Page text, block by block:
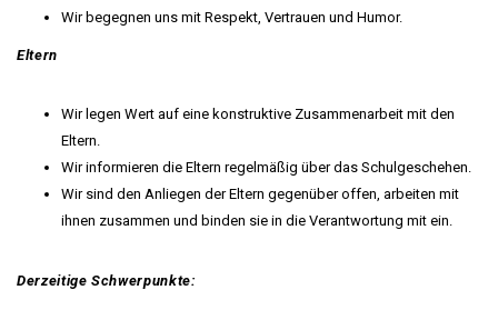
Wir begegnen uns mit Respekt, Vertrauen und Humor.
Eltern
Wir legen Wert auf eine konstruktive Zusammenarbeit mit den
Eltern.
Wir informieren die Eltern regelmäßig über das Schulgeschehen.
Wir sind den Anliegen der Eltern gegenüber offen, arbeiten mit
ihnen zusammen und binden sie in die Verantwortung mit ein.
Derzeitige Schwerpunkte: